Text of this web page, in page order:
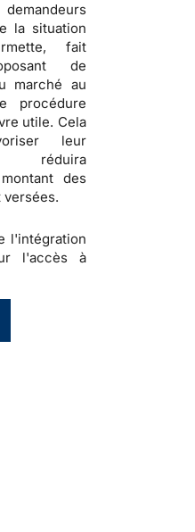
demandeurs
la situation
fait
de
marché au
procédure
utile. Cela
leur
réduira
des
l'intégration
l'accès à